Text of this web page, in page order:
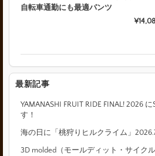
自転車通勤にも最適パンツ
最新記事
YAMANASHI FRUIT RIDE FINAL! 2026
す！
海の日に「桃狩りヒルクライム」
3D molded（モールディット・サイクル